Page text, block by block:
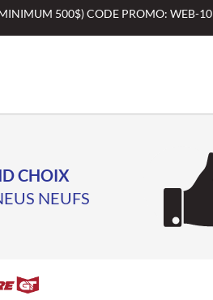
500$) CODE PROMO: WEB-10
CHOIX
NEUFS